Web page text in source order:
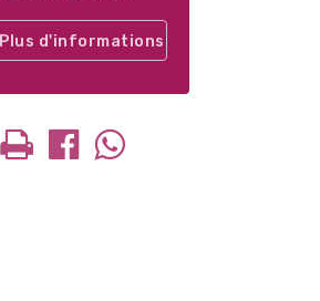
Plus d'informations